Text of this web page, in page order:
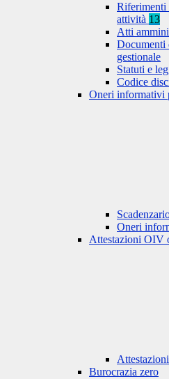
Riferimenti
attività 13
Atti
Documenti
gestionale
Statuti e
Codice
Oneri informativi
Oneri
Attestazioni OIV
Burocrazia zero